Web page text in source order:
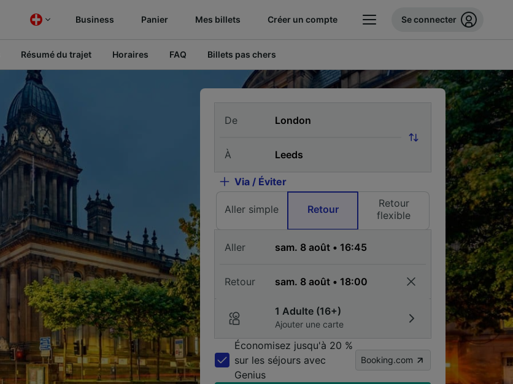
Business Panier Mes billets Créer un compte Se connecter
Résumé du trajet Horaires FAQ Billets pas chers
De
À
Via / Éviter
Aller simple Retour
Retour
flexible
Aller
Retour
1 Adulte (16+)
Ajouter une carte
Économisez jusqu'à 20 %
sur les séjours avec
Genius
Booking.com